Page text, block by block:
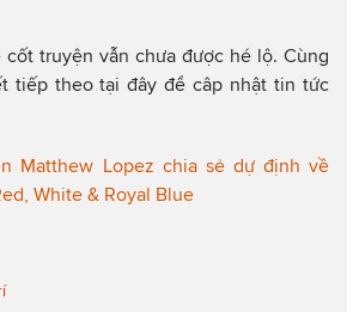
truyện vẫn chưa được hé lộ. Cùng
tiếp theo tại đây để câp nhật tin tức
Matthew Lopez chia sẻ dự định về
White & Royal Blue